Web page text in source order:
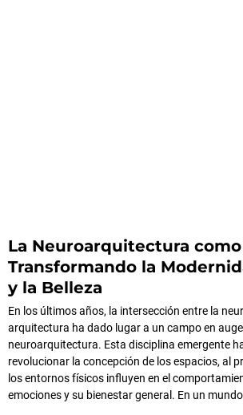
La Neuroarquitectura
Transformando la
y la Belleza
En los últimos años, la intersección entre la
arquitectura ha dado lugar a un campo en
neuroarquitectura. Esta disciplina emergente
revolucionar la concepción de los espacios, al
los entornos físicos influyen en el
emociones y su bienestar general. En un